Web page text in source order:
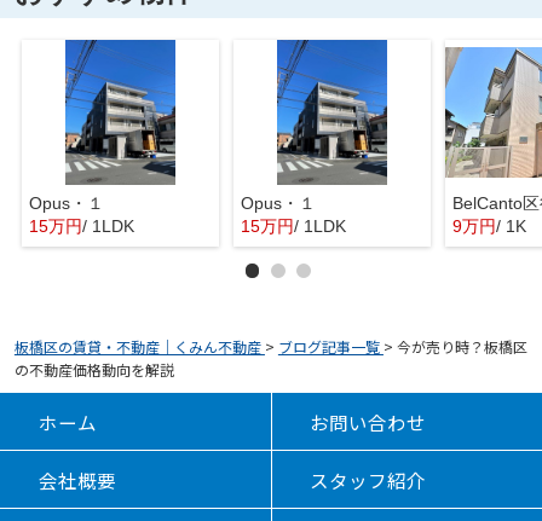
Opus・１
15万円/ 1LDK
Opus・１
15万円/ 1LDK
BelCanto
9万円/ 1K
板橋区の賃貸・不動産｜くみん不動産 > ブログ記事一覧 > 今が売り時？板橋区
の不動産価格動向を解説
ホーム お問い合わせ
会社概要 スタッフ紹介